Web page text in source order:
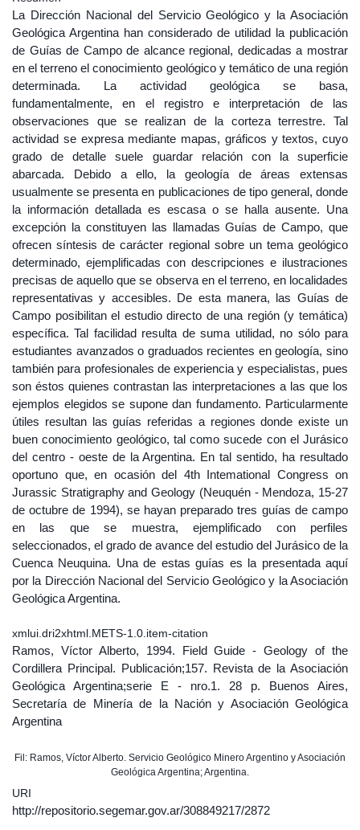
La Dirección Nacional del Servicio Geológico y la Asociación
Geológica Argentina han considerado de utilidad la publicación
de Guías de Campo de alcance regional, dedicadas a mostrar
en el terreno el conocimiento geológico y temático de una región
determinada. La actividad geológica se basa,
fundamentalmente, en el registro e interpretación de las
observaciones que se realizan de la corteza terrestre. Tal
actividad se expresa mediante mapas, gráficos y textos, cuyo
grado de detalle suele guardar relación con la superficie
abarcada. Debido a ello, la geología de áreas extensas
usualmente se presenta en publicaciones de tipo general, donde
la información detallada es escasa o se halla ausente. Una
excepción la constituyen las llamadas Guías de Campo, que
ofrecen síntesis de carácter regional sobre un tema geológico
determinado, ejemplificadas con descripciones e ilustraciones
precisas de aquello que se observa en el terreno, en localidades
representativas y accesibles. De esta manera, las Guías de
Campo posibilitan el estudio directo de una región (y temática)
específica. Tal facilidad resulta de suma utilidad, no sólo para
estudiantes avanzados o graduados recientes en geología, sino
también para profesionales de experiencia y especialistas, pues
son éstos quienes contrastan las interpretaciones a las que los
ejemplos elegidos se supone dan fundamento. Particularmente
útiles resultan las guías referidas a regiones donde existe un
buen conocimiento geológico, tal como sucede con el Jurásico
del centro - oeste de la Argentina. En tal sentido, ha resultado
oportuno que, en ocasión del 4th Intemational Congress on
Jurassic Stratigraphy and Geology (Neuquén - Mendoza, 15-27
de octubre de 1994), se hayan preparado tres guías de campo
en las que se muestra, ejemplificado con perfiles
seleccionados, el grado de avance del estudio del Jurásico de la
Cuenca Neuquina. Una de estas guías es la presentada aquí
por la Dirección Nacional del Servicio Geológico y la Asociación
Geológica Argentina.
xmlui.dri2xhtml.METS-1.0.item-citation
Ramos, Víctor Alberto, 1994. Field Guide - Geology of the
Cordillera Principal. Publicación;157. Revista de la Asociación
Geológica Argentina;serie E - nro.1. 28 p. Buenos Aires,
Secretaría de Minería de la Nación y Asociación Geológica
Argentina
Fil: Ramos, Víctor Alberto. Servicio Geológico Minero Argentino y Asociación
Geológica Argentina; Argentina.
URI
http://repositorio.segemar.gov.ar/308849217/2872